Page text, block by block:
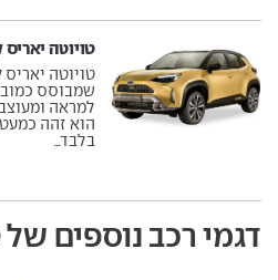
טויוטה יאריס קרוס
טויוטה יאריס
שמבוסס
למראה
הוא זהה
בלבד...
דגמי רכב נוספים של